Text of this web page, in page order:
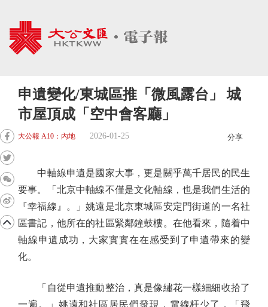
申遺變化/東城區推「微風露台」 城
市屋頂成「空中會客廳」
大公報 A10：內地 2026-01-25 分享
中軸線申遺是國家大事，更是關乎萬千居民的民生
要事。「北京中軸線不僅是文化軸線，也是我們生活的
『幸福線』。」姚遠是北京東城區安定門街道的一名社
區書記，他所在的社區緊鄰鐘鼓樓。在他看來，隨着中
軸線申遺成功，大家實實在在感受到了申遺帶來的變
化。
「自從申遺推動整治，真是像繡花一樣細細收拾了
一遍。」姚遠和社區居民們發現，電線杆少了，「飛